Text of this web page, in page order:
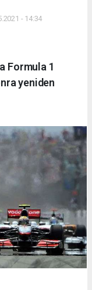
- 14:34
Formula 1
yeniden